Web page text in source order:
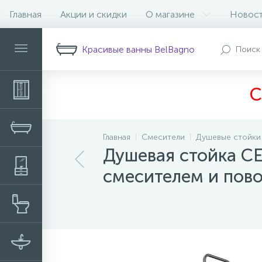
Главная Акции и скидки О магазине
Красивые ванны BelBagno
Главная Смесители Душевые стойки
Душевая стойка
смесителем и
Описание Характеристики